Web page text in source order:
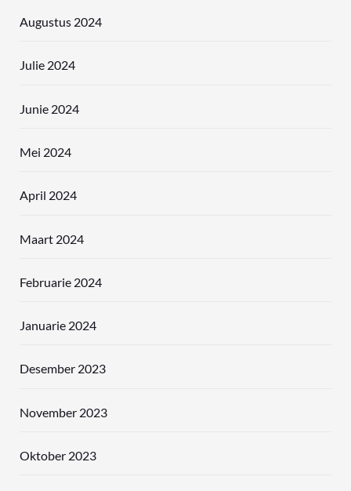
Augustus 2024
Julie 2024
Junie 2024
Mei 2024
April 2024
Maart 2024
Februarie 2024
Januarie 2024
Desember 2023
November 2023
Oktober 2023